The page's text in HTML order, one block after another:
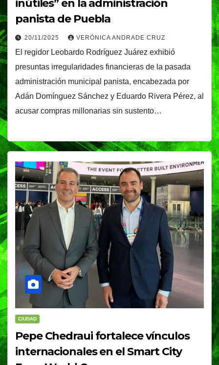
inútiles” en la administración
panista de Puebla
20/11/2025 VERÓNICA ANDRADE CRUZ
El regidor Leobardo Rodríguez Juárez exhibió
presuntas irregularidades financieras de la pasada
administración municipal panista, encabezada por
Adán Domínguez Sánchez y Eduardo Rivera Pérez, al
acusar compras millonarias sin sustento…
CIUDAD
Pepe Chedraui fortalece vínculos
internacionales en el Smart City